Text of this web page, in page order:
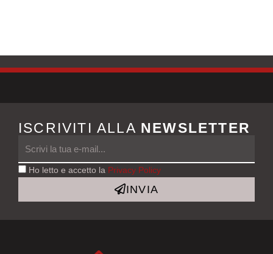
ISCRIVITI ALLA NEWSLETTER
Ho letto e accetto la Privacy Policy
INVIA